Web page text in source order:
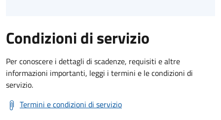
Condizioni di servizio
Per conoscere i dettagli di scadenze, requisiti e altre
informazioni importanti, leggi i termini e le condizioni di
servizio.
Termini e condizioni di servizio